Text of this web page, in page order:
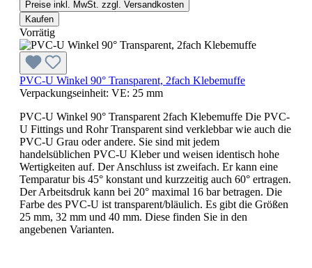
Preise inkl. MwSt. zzgl. Versandkosten
Kaufen
Vorrätig
PVC-U Winkel 90° Transparent, 2fach Klebemuffe
Verpackungseinheit: VE: 25 mm
PVC-U Winkel 90° Transparent 2fach Klebemuffe Die PVC-
U Fittings und Rohr Transparent sind verklebbar wie auch die
PVC-U Grau oder andere. Sie sind mit jedem
handelsüblichen PVC-U Kleber und weisen identisch hohe
Wertigkeiten auf. Der Anschluss ist zweifach. Er kann eine
Temparatur bis 45° konstant und kurzzeitig auch 60° ertragen.
Der Arbeitsdruk kann bei 20° maximal 16 bar betragen. Die
Farbe des PVC-U ist transparent/bläulich. Es gibt die Größen
25 mm, 32 mm und 40 mm. Diese finden Sie in den
angebenen Varianten.